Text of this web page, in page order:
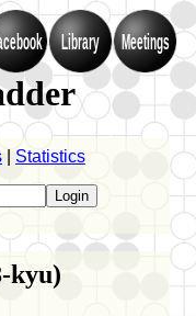
Library Meetings
Statistics
kyu)